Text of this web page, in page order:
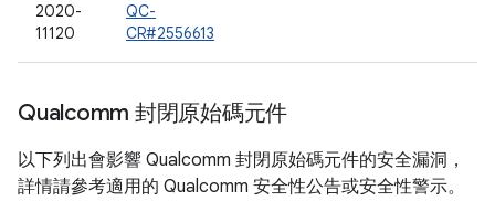
2020-
11120
QC-
CR#2556613
Qualcomm 封閉原始碼元件
以下列出會影響 Qualcomm 封閉原始碼元件的安全漏洞，
詳情請參考適用的 Qualcomm 安全性公告或安全性警示。